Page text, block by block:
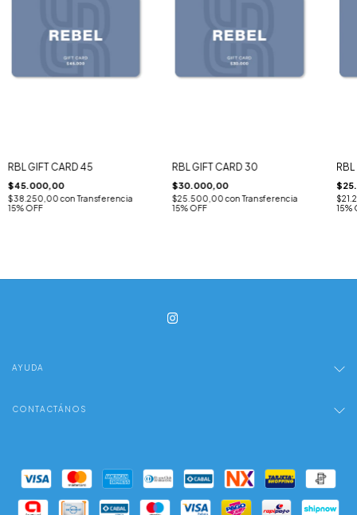
RBL GIFT CARD 45
$45.000,00
$38.250,00con Transferencia
15% OFF
RBL GIFT CARD 30
$30.000,00
$25.500,00con Transferencia
15% OFF
15%
AYUDA
CONTACTÁNOS